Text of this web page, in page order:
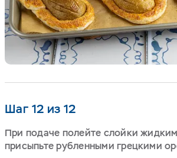
Шаг 12 из 12
При подаче полейте слойки
присыпьте рубленными грецкими